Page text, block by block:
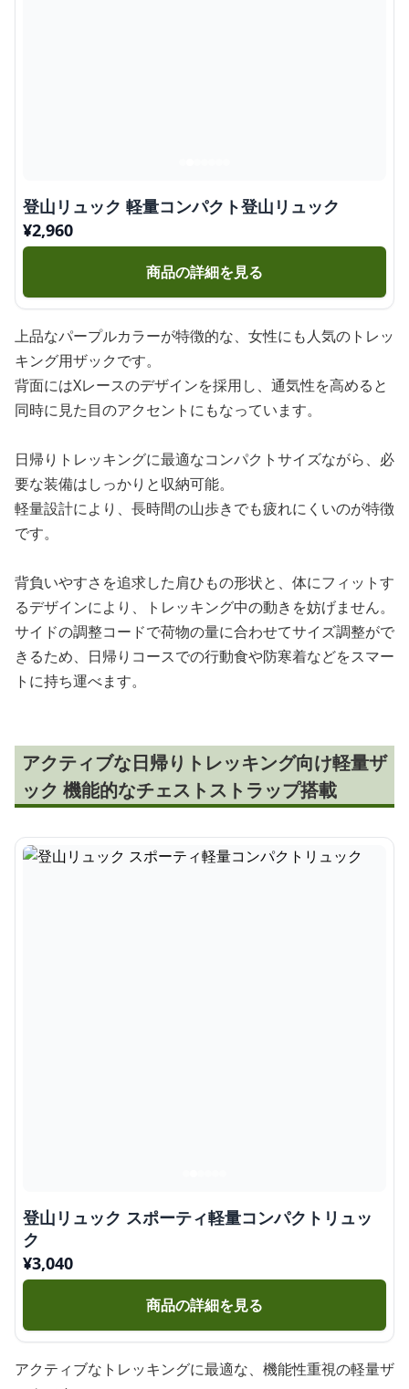
登山リュック 軽量コンパクト登山リュック
¥2,960
商品の詳細を見る
上品なパープルカラーが特徴的な、女性にも人気のトレッ
キング用ザックです。
背面にはXレースのデザインを採用し、通気性を高めると
同時に見た目のアクセントにもなっています。
日帰りトレッキングに最適なコンパクトサイズながら、必
要な装備はしっかりと収納可能。
軽量設計により、長時間の山歩きでも疲れにくいのが特徴
です。
背負いやすさを追求した肩ひもの形状と、体にフィットす
るデザインにより、トレッキング中の動きを妨げません。
サイドの調整コードで荷物の量に合わせてサイズ調整がで
きるため、日帰りコースでの行動食や防寒着などをスマー
トに持ち運べます。
アクティブな日帰りトレッキング向け軽量ザ
ック 機能的なチェストストラップ搭載
登山リュック スポーティ軽量コンパクトリュッ
ク
¥3,040
商品の詳細を見る
アクティブなトレッキングに最適な、機能性重視の軽量ザ